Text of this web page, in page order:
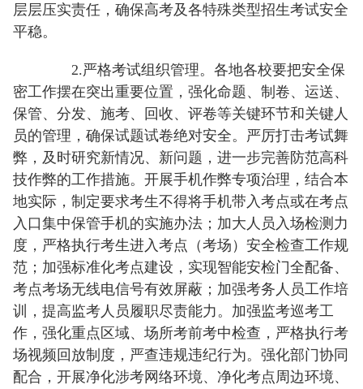
层层压实责任，确保高考及各特殊类型招生考试安全
平稳。
2.严格考试组织管理。各地各校要把安全保
密工作摆在突出重要位置，强化命题、制卷、运送、
保管、分发、施考、回收、评卷等关键环节和关键人
员的管理，确保试题试卷绝对安全。严厉打击考试舞
弊，及时研究新情况、新问题，进一步完善防范高科
技作弊的工作措施。开展手机作弊专项治理，结合本
地实际，制定要求考生不得将手机带入考点或在考点
入口集中保管手机的实施办法；加大人员入场检测力
度，严格执行考生进入考点（考场）安全检查工作规
范；加强标准化考点建设，实现智能安检门全配备、
考点考场无线电信号有效屏蔽；加强考务人员工作培
训，提高监考人员履职尽责能力。加强监考巡考工
作，强化重点区域、场所考前考中检查，严格执行考
场视频回放制度，严查违规违纪行为。强化部门协同
配合，开展净化涉考网络环境、净化考点周边环境、